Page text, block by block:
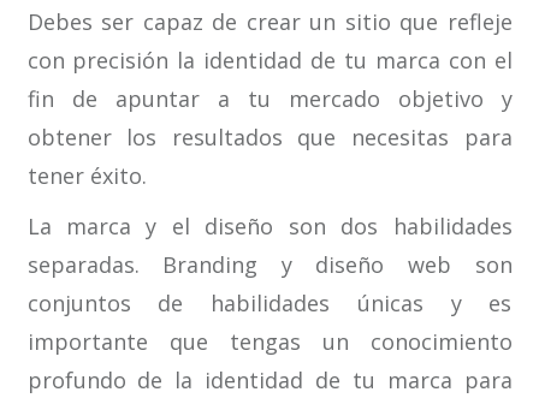
Debes ser capaz de crear un sitio que refleje
con precisión la identidad de tu marca con el
fin de apuntar a tu mercado objetivo y
obtener los resultados que necesitas para
tener éxito.
La marca y el diseño son dos habilidades
separadas. Branding y diseño web son
conjuntos de habilidades únicas y es
importante que tengas un conocimiento
profundo de la identidad de tu marca para